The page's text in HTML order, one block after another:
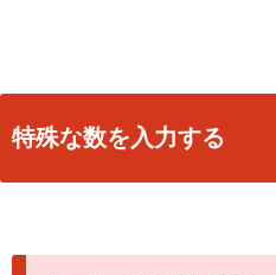
特殊な数を入力する